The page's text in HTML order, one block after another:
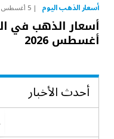
أسعار الذهب اليوم 5 أغسطس، 2026
أغسطس 2026
أحدث الأخبار